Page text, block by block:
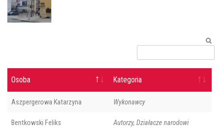
Osoba Kategoria
Aszpergerowa Katarzyna Wykonawcy
Bentkowski Feliks Autorzy, Działacze narodowi